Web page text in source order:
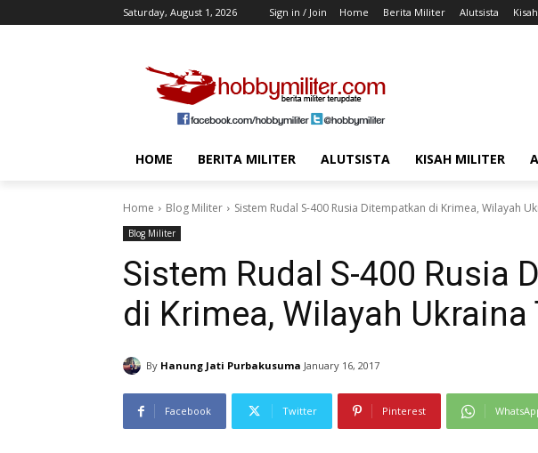
Saturday, August 1, 2026 Sign in / Join Home Berita Militer Alutsista
HOME BERITA MILITER ALUTSISTA KISAH MILITER
Home Blog Militer Sistem Rudal S-400 Rusia Ditempatkan di Krimea, Wilayah
Blog Militer
Sistem Rudal S-400 Rusia
di Krimea, Wilayah Ukraina
By Hanung Jati Purbakusuma January 16, 2017
Facebook Twitter Pinterest